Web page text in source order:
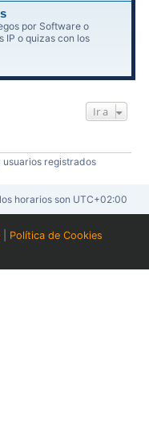
por Software o
IP o quizas con los
Ir a
usuarios registrados
horarios son UTC+02:00
Política de Cookies